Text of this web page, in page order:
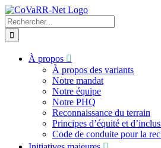
Skip
to
content
Recherche
sur
le
À propos
À propos des variants
Notre mandat
Notre équipe
Notre PHQ
Reconnaissance du terrain
Principes d’équité et
Code de conduite pour la